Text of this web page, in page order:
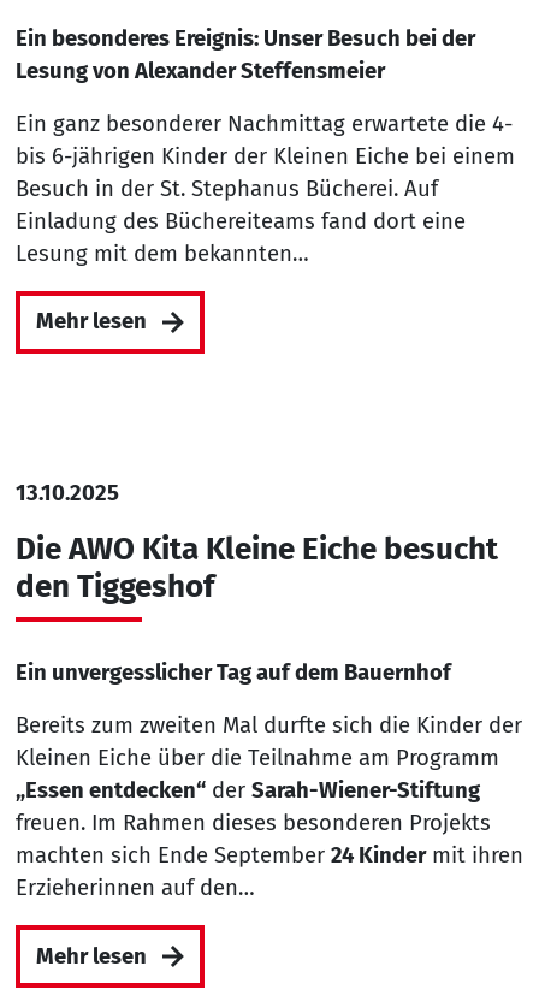
Ein besonderes Ereignis: Unser Besuch bei der
Lesung von Alexander Steffensmeier
Ein ganz besonderer Nachmittag erwartete die 4-
bis 6-jährigen Kinder der Kleinen Eiche bei einem
Besuch in der St. Stephanus Bücherei. Auf
Einladung des Büchereiteams fand dort eine
Lesung mit dem bekannten…
Mehr lesen
13.10.2025
Die AWO Kita Kleine Eiche besucht
den Tiggeshof
Ein unvergesslicher Tag auf dem Bauernhof
Bereits zum zweiten Mal durfte sich die Kinder der
Kleinen Eiche über die Teilnahme am Programm
„Essen entdecken“der Sarah-Wiener-Stiftung
freuen. Im Rahmen dieses besonderen Projekts
machten sich Ende September 24 Kindermit ihren
Erzieherinnen auf den…
Mehr lesen